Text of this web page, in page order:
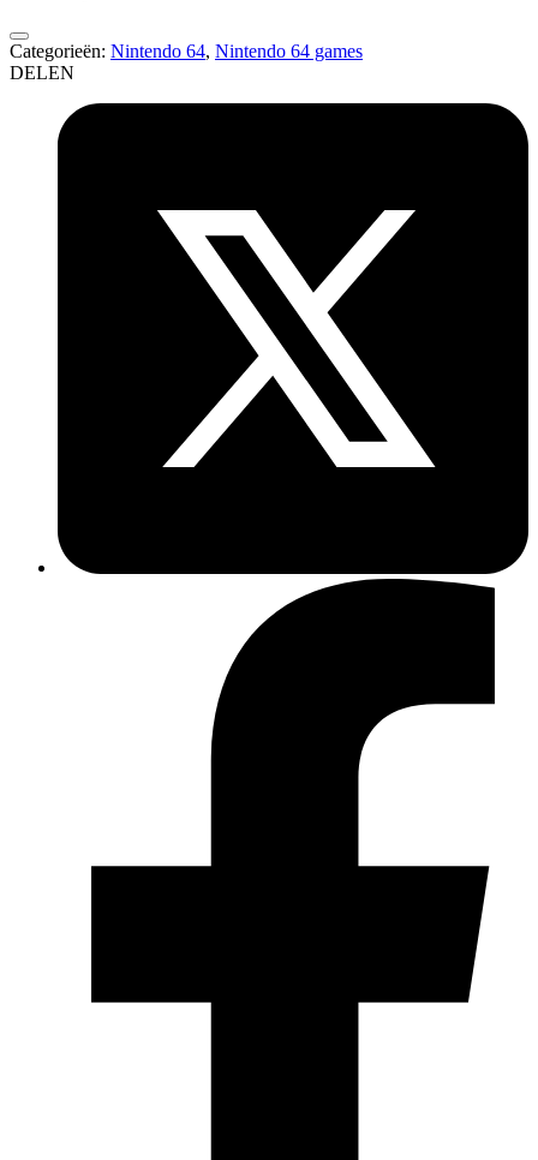
Categorieën: Nintendo 64, Nintendo 64 games
DELEN